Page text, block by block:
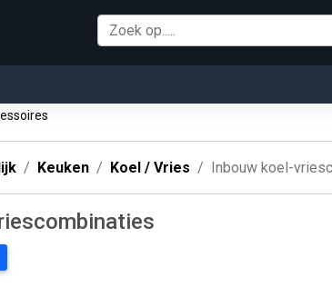
Keuken Koel / Vries Inbouw koel-